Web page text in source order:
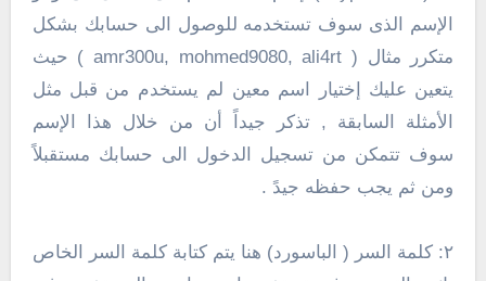
الإسم الذى سوف تستخدمه للوصول الى حسابك بشكل
متكرر مثال ( amr300u, mohmed9080, ali4rt ) حيث
يتعين عليك إختيار اسم معين لم يستخدم من قبل مثل
الأمثلة السابقة , تذكر جيداً أن من خلال هذا الإسم
سوف تتمكن من تسجيل الدخول الى حسابك مستقبلاً
ومن ثم يجب حفظه جيدً .
٢: كلمة السر ( الباسورد) هنا يتم كتابة كلمة السر الخاص